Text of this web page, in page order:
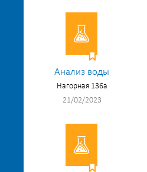
Анализ воды
Нагорная 136а
21/02/2023